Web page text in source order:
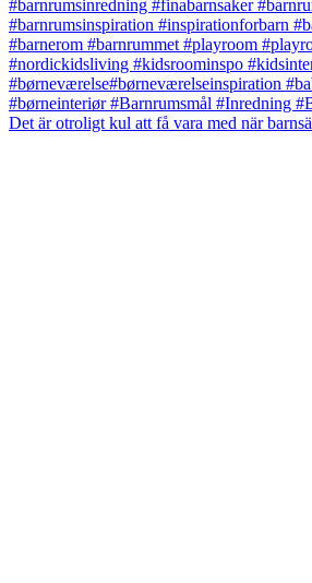
Det är otroligt kul att få vara med när barnsä